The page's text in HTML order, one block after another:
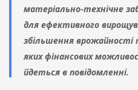
матеріально-технічне
для ефективного
збільшення врожайності
яких фінансових
йдеться в повідомленні.